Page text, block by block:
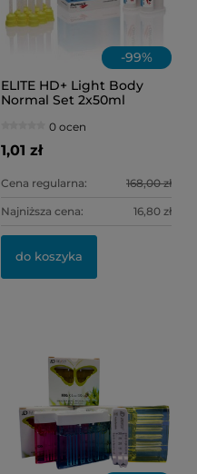
-99%
ELITE HD+ Light Body
Normal Set 2x50ml
0 ocen
1,01 zł
Cena regularna: 168,00 zł
Najniższa cena: 16,80 zł
do koszyka